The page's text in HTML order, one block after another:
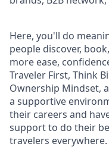
Here, you'll do
people discover,
more ease,
Traveler First, Think
Ownership Mindset,
a supportive
their careers and
support to do their
travelers everywhere.